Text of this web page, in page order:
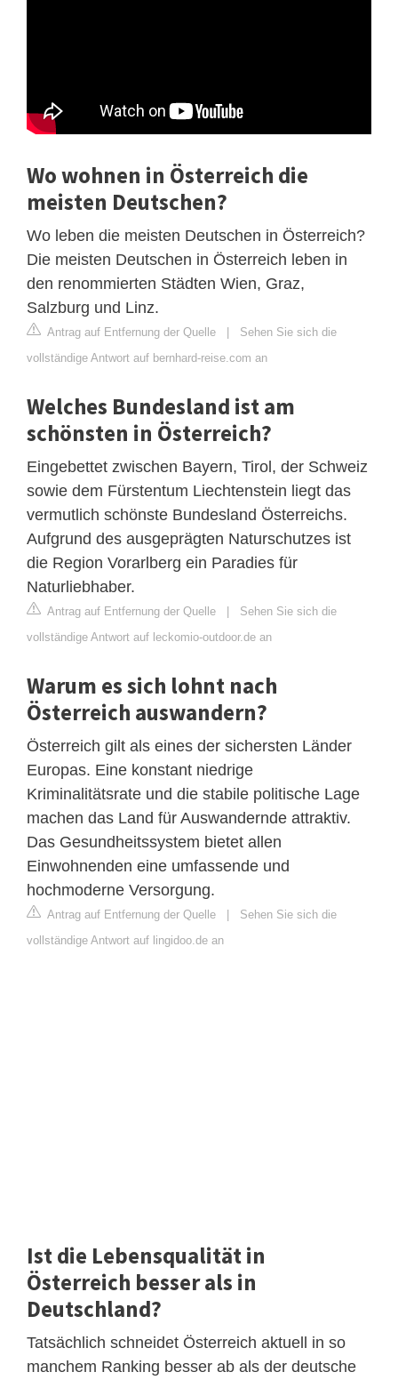
Wo wohnen in Österreich die
meisten Deutschen?
Wo leben die meisten Deutschen in Österreich?
Die meisten Deutschen in Österreich leben in
den renommierten Städten Wien, Graz,
Salzburg und Linz.
Antrag auf Entfernung der Quelle | Sehen Sie sich die
vollständige Antwort auf bernhard-reise.com an
Welches Bundesland ist am
schönsten in Österreich?
Eingebettet zwischen Bayern, Tirol, der Schweiz
sowie dem Fürstentum Liechtenstein liegt das
vermutlich schönste Bundesland Österreichs.
Aufgrund des ausgeprägten Naturschutzes ist
die Region Vorarlberg ein Paradies für
Naturliebhaber.
Antrag auf Entfernung der Quelle | Sehen Sie sich die
vollständige Antwort auf leckomio-outdoor.de an
Warum es sich lohnt nach
Österreich auswandern?
Österreich gilt als eines der sichersten Länder
Europas. Eine konstant niedrige
Kriminalitätsrate und die stabile politische Lage
machen das Land für Auswandernde attraktiv.
Das Gesundheitssystem bietet allen
Einwohnenden eine umfassende und
hochmoderne Versorgung.
Antrag auf Entfernung der Quelle | Sehen Sie sich die
vollständige Antwort auf lingidoo.de an
Ist die Lebensqualität in
Österreich besser als in
Deutschland?
Tatsächlich schneidet Österreich aktuell in so
manchem Ranking besser ab als der deutsche